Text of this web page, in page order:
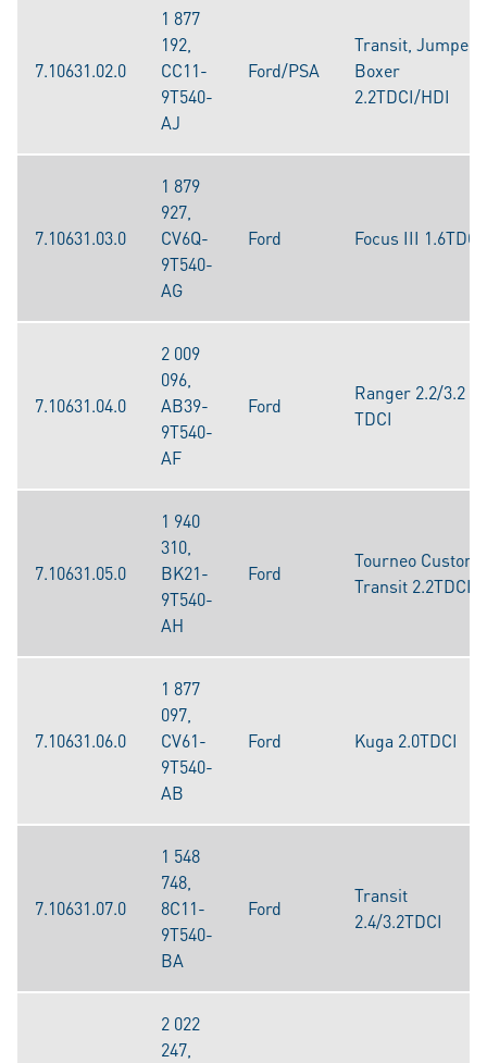
7.10631.02.0
1 877
192,
CC11-
9T540-
AJ
Ford/PSA
Transit, Jumper,
Boxer
2.2TDCI/HDI
7.10631.03.0
1 879
927,
CV6Q-
9T540-
AG
Ford Focus III 1.6TDCI
7.10631.04.0
2 009
096,
AB39-
9T540-
AF
Ford
Ranger 2.2/3.2
TDCI
7.10631.05.0
1 940
310,
BK21-
9T540-
AH
Ford
Tourneo Custom,
Transit 2.2TDCI
7.10631.06.0
1 877
097,
CV61-
9T540-
AB
Ford Kuga 2.0TDCI
7.10631.07.0
1 548
748,
8C11-
9T540-
BA
Ford
Transit
2.4/3.2TDCI
2 022
247,